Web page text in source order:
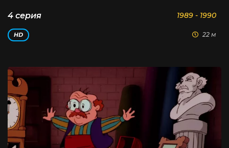
4 серия 1989 - 1990
HD 22 м